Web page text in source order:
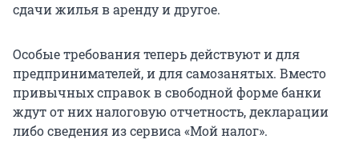
сдачи жилья в аренду и другое.
Особые требования теперь действуют и для
предпринимателей, и для самозанятых. Вместо
привычных справок в свободной форме банки
ждут от них налоговую отчетность, декларации
либо сведения из сервиса «Мой налог».